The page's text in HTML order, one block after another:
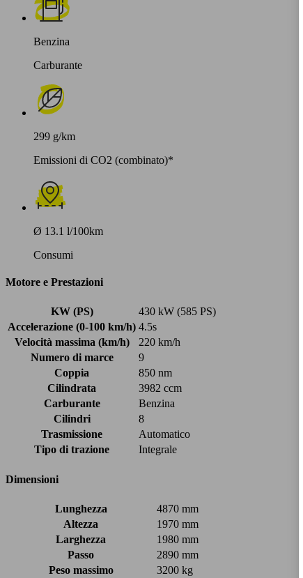
Benzina
Carburante
299 g/km
Emissioni di CO2 (combinato)*
Ø 13.1 l/100km
Consumi
Motore e Prestazioni
KW (PS)
430 kW (585 PS)
Accelerazione (0-100 km/h) 4.5s
Velocità massima (km/h)
220 km/h
Numero di marce
9
Coppia
850 nm
Cilindrata
3982 ccm
Carburante
Benzina
Cilindri
8
Trasmissione
Automatico
Tipo di trazione
Integrale
Dimensioni
Lunghezza
4870 mm
Altezza
1970 mm
Larghezza
1980 mm
Passo
2890 mm
Peso massimo
3200 kg